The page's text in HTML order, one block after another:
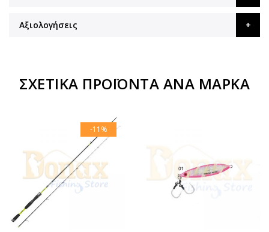
Αξιολογήσεις
ΣΧΕΤΙΚΆ ΠΡΟΪΌΝΤΑ ΑΝΆ ΜΆΡΚΑ
-11%